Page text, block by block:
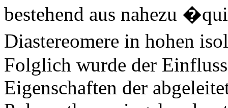
bestehend aus nahezu
Diastereomere in hohen
Folglich wurde der
Eigenschaften der